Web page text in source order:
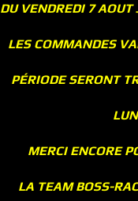
DU VENDREDI 7
LES COMMANDES
PÉRIODE SERONT
MERCI ENCORE
LA TEAM BOSS-